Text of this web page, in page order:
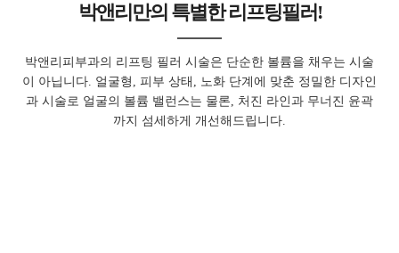
박앤리만의 특별한 리프팅필러!
박앤리피부과의 리프팅 필러 시술은 단순한 볼륨을 채우는 시술
이 아닙니다. 얼굴형, 피부 상태, 노화 단계에 맞춘 정밀한 디자인
과 시술로 얼굴의 볼륨 밸런스는 물론, 처진 라인과 무너진 윤곽
까지 섬세하게 개선해드립니다.